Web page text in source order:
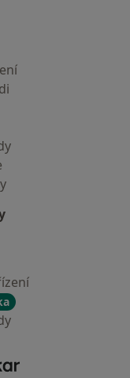
- Hlavní stránka